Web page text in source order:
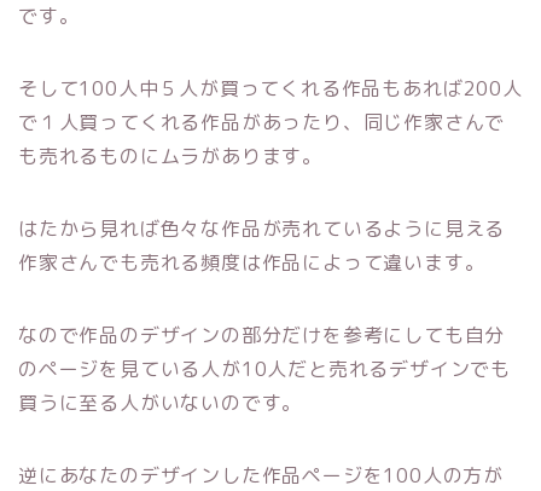
です。
そして100人中５人が買ってくれる作品もあれば200人
で１人買ってくれる作品があったり、同じ作家さんで
も売れるものにムラがあります。
はたから見れば色々な作品が売れているように見える
作家さんでも売れる頻度は作品によって違います。
なので作品のデザインの部分だけを参考にしても自分
のページを見ている人が10人だと売れるデザインでも
買うに至る人がいないのです。
逆にあなたのデザインした作品ページを100人の方が